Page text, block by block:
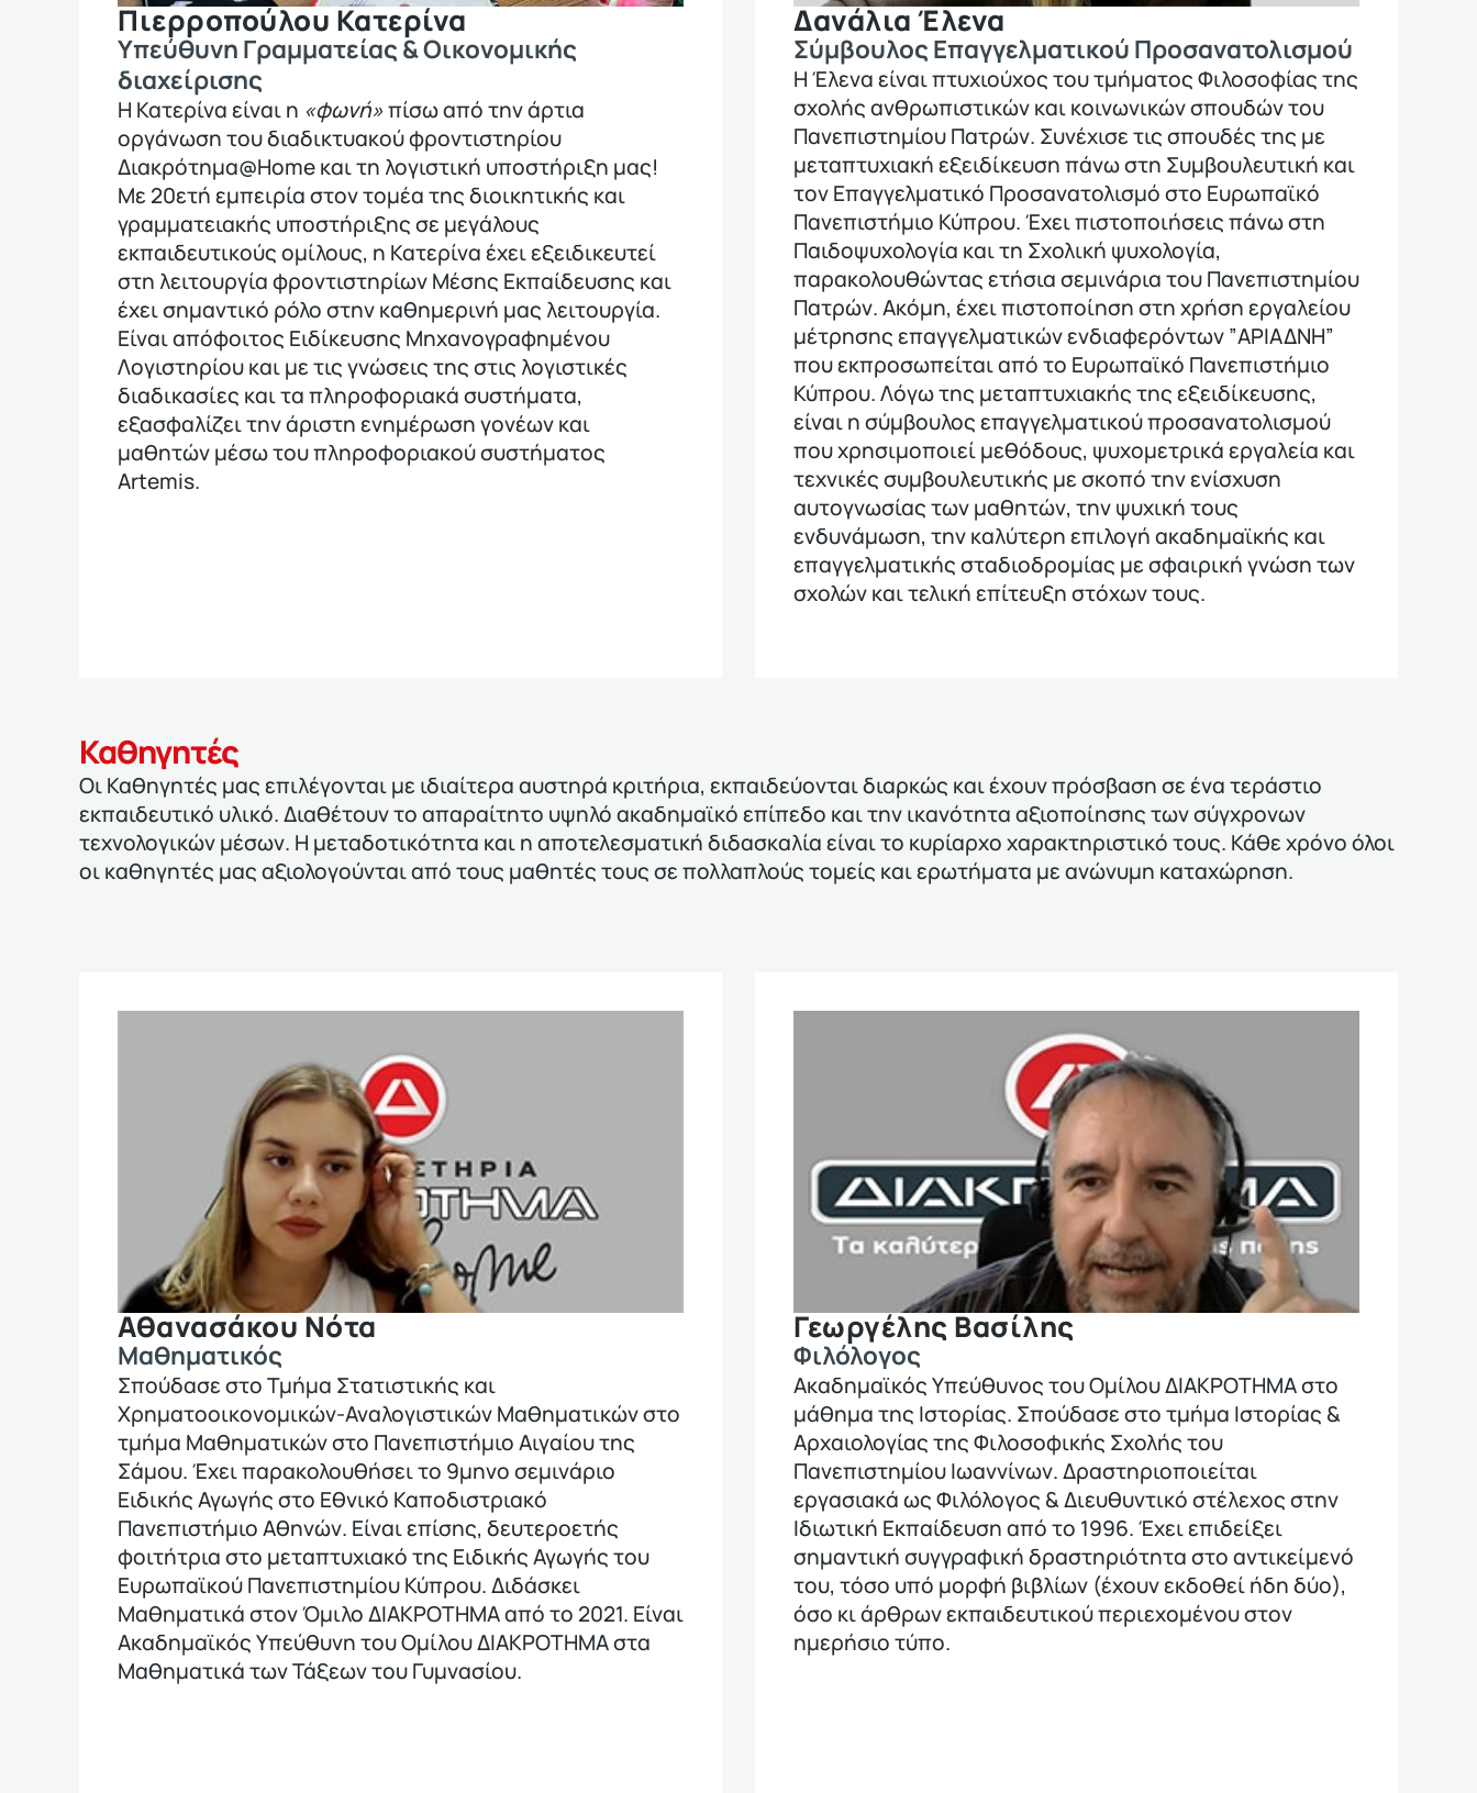
Πιερροπούλου Κατερίνα
Υπεύθυνη Γραμματείας & Οικονομικής
διαχείρισης
Η Κατερίνα είναι η «φωνή»πίσω από την άρτια
οργάνωση του διαδικτυακού φροντιστηρίου
Διακρότημα@Home και τη λογιστική υποστήριξη μας!
Με 20ετή εμπειρία στον τομέα της διοικητικής και
γραμματειακής υποστήριξης σε μεγάλους
εκπαιδευτικούς ομίλους, η Κατερίνα έχει εξειδικευτεί
στη λειτουργία φροντιστηρίων Μέσης Εκπαίδευσης και
έχει σημαντικό ρόλο στην καθημερινή μας λειτουργία.
Είναι απόφοιτος Ειδίκευσης Μηχανογραφημένου
Λογιστηρίου και με τις γνώσεις της στις λογιστικές
διαδικασίες και τα πληροφοριακά συστήματα,
εξασφαλίζει την άριστη ενημέρωση γονέων και
μαθητών μέσω του πληροφοριακού συστήματος
Artemis.
Δανάλια Έλενα
Σύμβουλος Επαγγελματικού Προσανατολισμού
Η Έλενα είναι πτυχιούχος του τμήματος Φιλοσοφίας της
σχολής ανθρωπιστικών και κοινωνικών σπουδών του
Πανεπιστημίου Πατρών. Συνέχισε τις σπουδές της με
μεταπτυχιακή εξειδίκευση πάνω στη Συμβουλευτική και
τον Επαγγελματικό Προσανατολισμό στο Ευρωπαϊκό
Πανεπιστήμιο Κύπρου. Έχει πιστοποιήσεις πάνω στη
Παιδοψυχολογία και τη Σχολική ψυχολογία,
παρακολουθώντας ετήσια σεμινάρια του Πανεπιστημίου
Πατρών. Ακόμη, έχει πιστοποίηση στη χρήση εργαλείου
μέτρησης επαγγελματικών ενδιαφερόντων ”ΑΡΙΑΔΝΗ”
που εκπροσωπείται από το Ευρωπαϊκό Πανεπιστήμιο
Κύπρου. Λόγω της μεταπτυχιακής της εξειδίκευσης,
είναι η σύμβουλος επαγγελματικού προσανατολισμού
που χρησιμοποιεί μεθόδους, ψυχομετρικά εργαλεία και
τεχνικές συμβουλευτικής με σκοπό την ενίσχυση
αυτογνωσίας των μαθητών, την ψυχική τους
ενδυνάμωση, την καλύτερη επιλογή ακαδημαϊκής και
επαγγελματικής σταδιοδρομίας με σφαιρική γνώση των
σχολών και τελική επίτευξη στόχων τους.
Καθηγητές
Οι Καθηγητές μας επιλέγονται με ιδιαίτερα αυστηρά κριτήρια, εκπαιδεύονται διαρκώς και έχουν πρόσβαση σε ένα τεράστιο
εκπαιδευτικό υλικό. Διαθέτουν το απαραίτητο υψηλό ακαδημαϊκό επίπεδο και την ικανότητα αξιοποίησης των σύγχρονων
τεχνολογικών μέσων. Η μεταδοτικότητα και η αποτελεσματική διδασκαλία είναι το κυρίαρχο χαρακτηριστικό τους. Κάθε χρόνο όλοι
οι καθηγητές μας αξιολογούνται από τους μαθητές τους σε πολλαπλούς τομείς και ερωτήματα με ανώνυμη καταχώρηση.
Αθανασάκου Νότα
Μαθηματικός
Σπούδασε στο Τμήμα Στατιστικής και
Χρηματοοικονομικών-Αναλογιστικών Μαθηματικών στο
τμήμα Μαθηματικών στο Πανεπιστήμιο Αιγαίου της
Σάμου. Έχει παρακολουθήσει το 9μηνο σεμινάριο
Ειδικής Αγωγής στο Εθνικό Καποδιστριακό
Πανεπιστήμιο Αθηνών. Είναι επίσης, δευτεροετής
φοιτήτρια στο μεταπτυχιακό της Ειδικής Αγωγής του
Ευρωπαϊκού Πανεπιστημίου Κύπρου. Διδάσκει
Μαθηματικά στον Όμιλο ΔΙΑΚΡΟΤΗΜΑ από το 2021. Είναι
Ακαδημαϊκός Υπεύθυνη του Ομίλου ΔΙΑΚΡΟΤΗΜΑ στα
Μαθηματικά των Τάξεων του Γυμνασίου.
Γεωργέλης Βασίλης
Φιλόλογος
Ακαδημαϊκός Υπεύθυνος του Ομίλου ΔΙΑΚΡΟΤΗΜΑ στο
μάθημα της Ιστορίας. Σπούδασε στο τμήμα Ιστορίας &
Αρχαιολογίας της Φιλοσοφικής Σχολής του
Πανεπιστημίου Ιωαννίνων. Δραστηριοποιείται
εργασιακά ως Φιλόλογος & Διευθυντικό στέλεχος στην
Ιδιωτική Εκπαίδευση από το 1996. Έχει επιδείξει
σημαντική συγγραφική δραστηριότητα στο αντικείμενό
του, τόσο υπό μορφή βιβλίων (έχουν εκδοθεί ήδη δύο),
όσο κι άρθρων εκπαιδευτικού περιεχομένου στον
ημερήσιο τύπο.